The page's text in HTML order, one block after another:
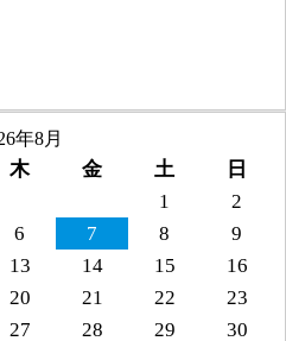
年8月
木 金 土
日
1
2
6 7 8
9
13 14 15
16
20 21 22
23
27 28 29
30